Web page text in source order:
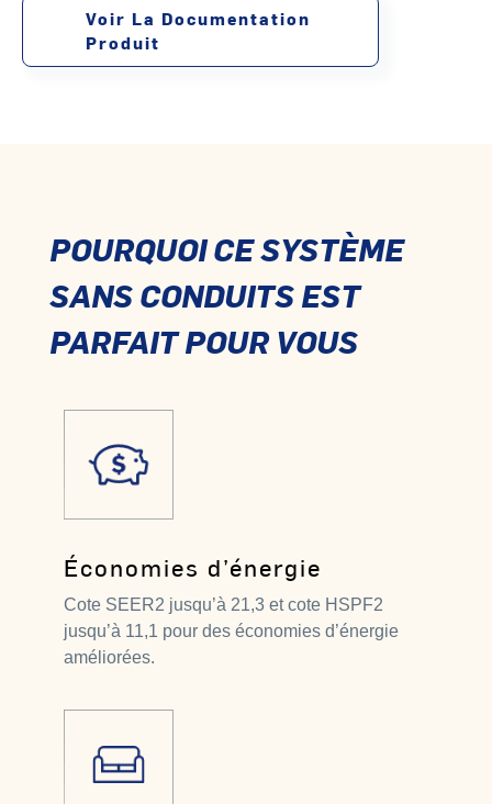
Voir La Documentation
Produit
POURQUOI CE SYSTÈME
SANS CONDUITS EST
PARFAIT POUR VOUS
Économies d’énergie
Cote SEER2 jusqu’à 21,3 et cote HSPF2
jusqu’à 11,1 pour des économies d’énergie
améliorées.